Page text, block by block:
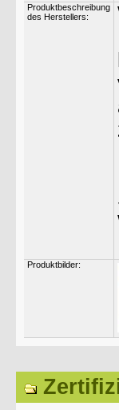
Produktbeschreibung
des Herstellers:
Produktbilder: